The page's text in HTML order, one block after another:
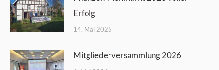
Erfolg
14. Mai 2026
Mitgliederversammlung 2026